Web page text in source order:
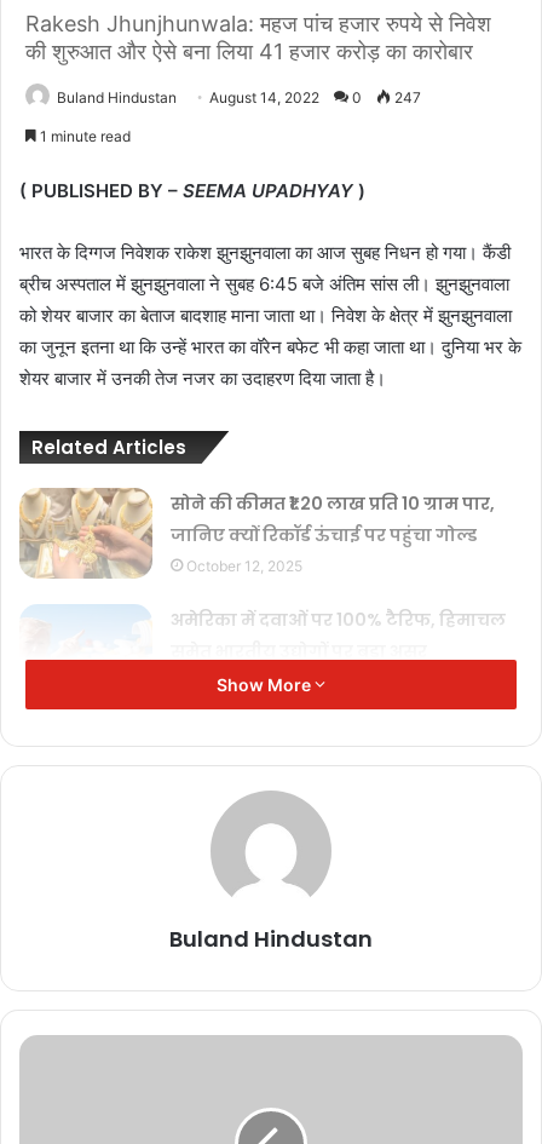
Rakesh Jhunjhunwala: महज पांच हजार रुपये से निवेश
की शुरुआत और ऐसे बना लिया 41 हजार करोड़ का कारोबार
Buland Hindustan August 14, 2022 0 247
1 minute read
( PUBLISHED BY – SEEMA UPADHYAY )
भारत के दिग्गज निवेशक राकेश झुनझुनवाला का आज सुबह निधन हो गया। कैंडी
ब्रीच अस्पताल में झुनझुनवाला ने सुबह 6:45 बजे अंतिम सांस ली। झुनझुनवाला
को शेयर बाजार का बेताज बादशाह माना जाता था। निवेश के क्षेत्र में झुनझुनवाला
का जुनून इतना था कि उन्हें भारत का वॉरेन बफेट भी कहा जाता था। दुनिया भर के
शेयर बाजार में उनकी तेज नजर का उदाहरण दिया जाता है।
Related Articles
सोने की कीमत ₹1.20 लाख प्रति 10 ग्राम पार,
जानिए क्यों रिकॉर्ड ऊंचाई पर पहुंचा गोल्ड
October 12, 2025
अमेरिका में दवाओं पर 100% टैरिफ, हिमाचल
September 27, 2025
आम जनता को बड़ी राहत
September 22, 2025
जीएसटी कटौती का लाभ: दूध और दुग्ध उत्पाद
हुए सस्ते, देखें नई कीमतें
कई बार बाजार में उतार-चढ़ाव की आंधी के बीच भी उन्होंने जिस तरह से कारोबार
को संभाला, उसने सभी को हैरान कर दिया। जहां बाजार में तेजी आते ही कई
झुनझुनवाला के बारे में कहा जाता था कि अगर वह मिट्टी को छू भी लेता है तो वह
Show More
Buland Hindustan